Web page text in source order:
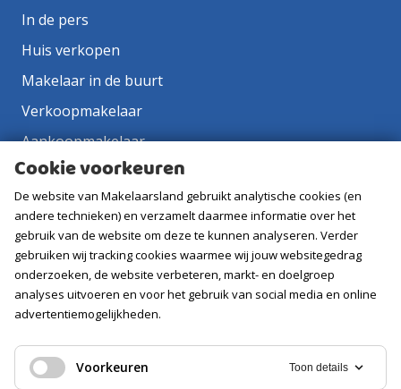
In de pers
Huis verkopen
Makelaar in de buurt
Verkoopmakelaar
Aankoopmakelaar
Contact
Vacatures
Volg ons
Cookie voorkeuren
De website van Makelaarsland gebruikt analytische cookies (en
andere technieken) en verzamelt daarmee informatie over het
gebruik van de website om deze te kunnen analyseren. Verder
gebruiken wij tracking cookies waarmee wij jouw websitegedrag
onderzoeken, de website verbeteren, markt- en doelgroep
analyses uitvoeren en voor het gebruik van social media en online
advertentiemogelijkheden.
Voorkeuren Toon details